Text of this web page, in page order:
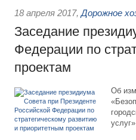
18 апреля 2017, Дорожное
Заседание
Федерации по
проектам
Об
услуг»